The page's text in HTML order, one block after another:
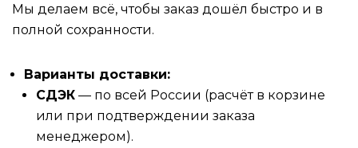
Мы делаем всё, чтобы заказ дошёл быстро и в
полной сохранности.
Варианты доставки:
СДЭК — по всей России (расчёт в корзине
или при подтверждении заказа
менеджером).